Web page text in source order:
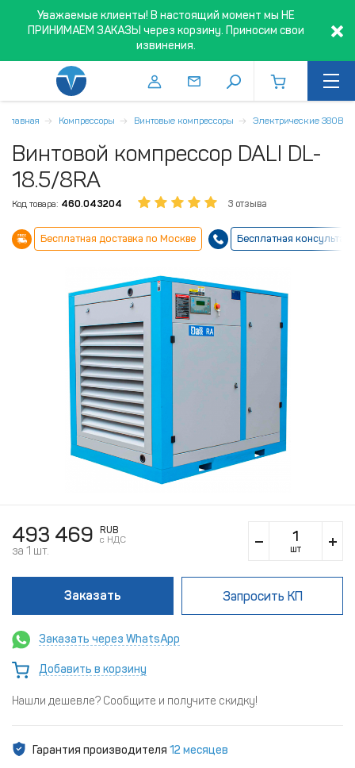
Уважаемые клиенты! В настоящий момент мы НЕ
ПРИНИМАЕМ ЗАКАЗЫ через корзину. Приносим свои
извинения.
Главная Компрессоры Винтовые компрессоры Электрические 380В
Винтовой компрессор DALI DL-
18.5/8RA
Код товара: 460.043204 3 отзыва
Бесплатная доставка по Москве Бесплатная
493 469
RUB
c НДС
за 1 шт. шт
Заказать Запросить КП
Заказать через WhatsApp
Добавить в корзину
Нашли дешевле? Сообщите и получите скидку!
Гарантия производителя 12 месяцев